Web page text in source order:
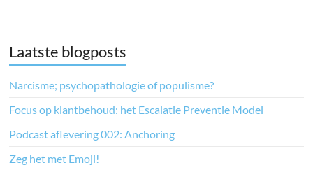
Laatste blogposts
Narcisme; psychopathologie of populisme?
Focus op klantbehoud: het Escalatie Preventie Model
Podcast aflevering 002: Anchoring
Zeg het met Emoji!